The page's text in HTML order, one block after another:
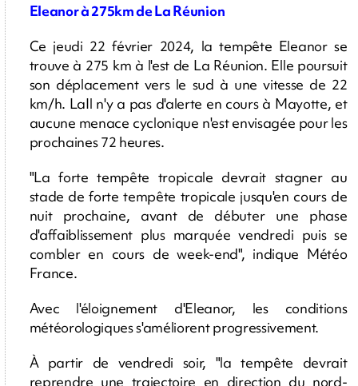
Eleanor à 275km de La Réunion
Ce jeudi 22 février 2024, la tempête Eleanor se
trouve à 275 km à l'est de La Réunion. Elle poursuit
son déplacement vers le sud à une vitesse de 22
km/h. LaIl n'y a pas d'alerte en cours à Mayotte, et
aucune menace cyclonique n'est envisagée pour les
prochaines 72 heures.
"La forte tempête tropicale devrait stagner au
stade de forte tempête tropicale jusqu'en cours de
nuit prochaine, avant de débuter une phase
d'affaiblissement plus marquée vendredi puis se
combler en cours de week-end", indique Météo
France.
Avec l'éloignement d'Eleanor, les conditions
météorologiques s'améliorent progressivement.
À partir de vendredi soir, "la tempête devrait
reprendre une trajectoire en direction du nord-